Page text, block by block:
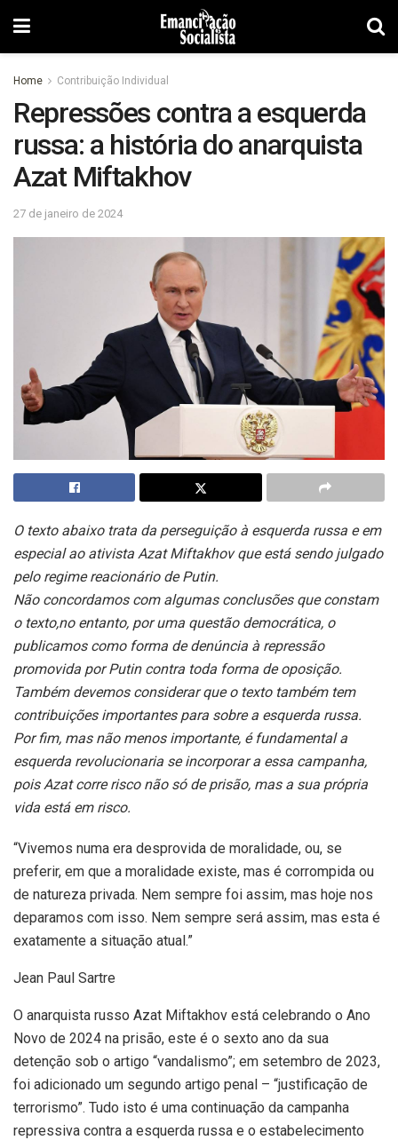
Home Contribuição Individual
Repressões contra a esquerda
russa: a história do anarquista
Azat Miftakhov
27 de janeiro de 2024
O texto abaixo trata da perseguição à esquerda russa e em
especial ao ativista Azat Miftakhov que está sendo julgado
pelo regime reacionário de Putin.
Não concordamos com algumas conclusões que constam
o texto,no entanto, por uma questão democrática, o
publicamos como forma de denúncia à repressão
promovida por Putin contra toda forma de oposição.
Também devemos considerar que o texto também tem
contribuições importantes para sobre a esquerda russa.
Por fim, mas não menos importante, é fundamental a
esquerda revolucionaria se incorporar a essa campanha,
pois Azat corre risco não só de prisão, mas a sua própria
vida está em risco.
“Vivemos numa era desprovida de moralidade, ou, se
preferir, em que a moralidade existe, mas é corrompida ou
de natureza privada. Nem sempre foi assim, mas hoje nos
deparamos com isso. Nem sempre será assim, mas esta é
exatamente a situação atual.”
Jean Paul Sartre
O anarquista russo Azat Miftakhov está celebrando o Ano
Novo de 2024 na prisão, este é o sexto ano da sua
detenção sob o artigo “vandalismo”; em setembro de 2023,
foi adicionado um segundo artigo penal – “justificação de
terrorismo”. Tudo isto é uma continuação da campanha
repressiva contra a esquerda russa e o estabelecimento